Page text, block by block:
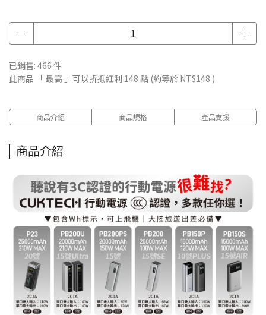
已銷售: 466 件
此商品 「 最高 」可以折抵紅利 148 點 (約等於 NT$148 )
商品介紹 商品規格 產品支援
商品介紹